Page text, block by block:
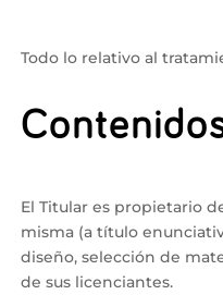
Todo lo relativo al
El Titular es propietario
misma (a título
diseño, selección de
de sus licenciantes.